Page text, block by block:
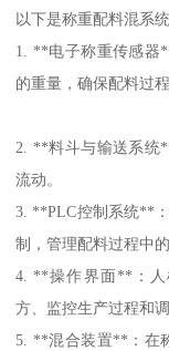
以下是称重配料混系
1. **电子称重传感器
的重量，确保配料过
2. **料斗与输送系统
流动。
3. **PLC控制系统**
制，管理配料过程中的
4. **操作界面**：人
方、监控生产过程和调
5. **混合装置**：在